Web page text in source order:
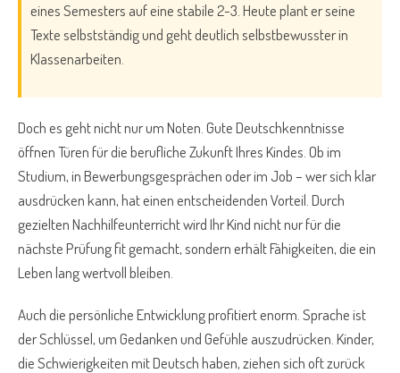
eines Semesters auf eine stabile 2-3. Heute plant er seine
Texte selbstständig und geht deutlich selbstbewusster in
Klassenarbeiten.
Doch es geht nicht nur um Noten. Gute Deutschkenntnisse
öffnen Türen für die berufliche Zukunft Ihres Kindes. Ob im
Studium, in Bewerbungsgesprächen oder im Job – wer sich klar
ausdrücken kann, hat einen entscheidenden Vorteil. Durch
gezielten Nachhilfeunterricht wird Ihr Kind nicht nur für die
nächste Prüfung fit gemacht, sondern erhält Fähigkeiten, die ein
Leben lang wertvoll bleiben.
Auch die persönliche Entwicklung profitiert enorm. Sprache ist
der Schlüssel, um Gedanken und Gefühle auszudrücken. Kinder,
die Schwierigkeiten mit Deutsch haben, ziehen sich oft zurück